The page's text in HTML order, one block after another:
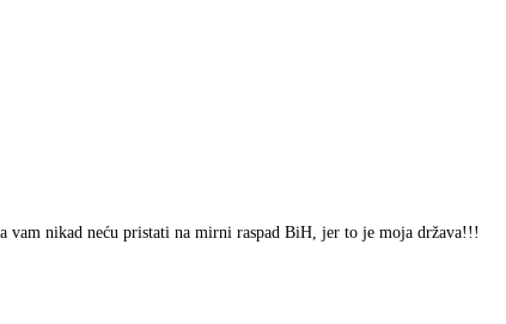
nikad neću pristati na mirni raspad BiH, jer to je moja država!!!